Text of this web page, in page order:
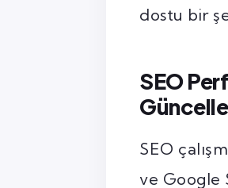
dostu bir
SEO
SEO
ve Google